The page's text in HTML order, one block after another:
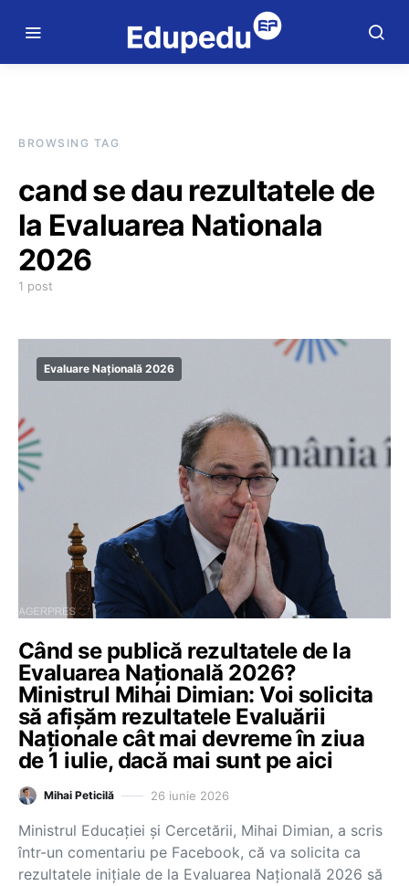
BROWSING TAG
cand se dau rezultatele de
la Evaluarea Nationala
2026
1 post
Evaluare Națională 2026
Când se publică rezultatele de la
Evaluarea Națională 2026?
Ministrul Mihai Dimian: Voi solicita
să afișăm rezultatele Evaluării
Naționale cât mai devreme în ziua
de 1 iulie, dacă mai sunt pe aici
Mihai Peticilă 26 iunie 2026
Ministrul Educației și Cercetării, Mihai Dimian, a scris
într-un comentariu pe Facebook, că va solicita ca
rezultatele inițiale de la Evaluarea Națională 2026 să